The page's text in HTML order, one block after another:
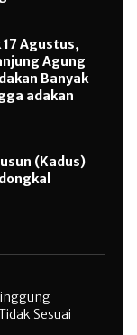
Agustus,
Agung
Banyak
adakan
(Kadus)
Sesuai